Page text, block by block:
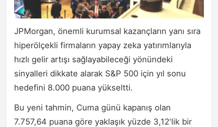
JPMorgan, önemli kurumsal kazançların yanı sıra
hiperölçekli firmaların yapay zeka yatırımlarıyla
hızlı gelir artışı sağlayabileceği yönündeki
sinyalleri dikkate alarak S&P 500 için yıl sonu
hedefini 8.000 puana yükseltti.
Bu yeni tahmin, Cuma günü kapanış olan
7.757,64 puana göre yaklaşık yüzde 3,12'lik bir